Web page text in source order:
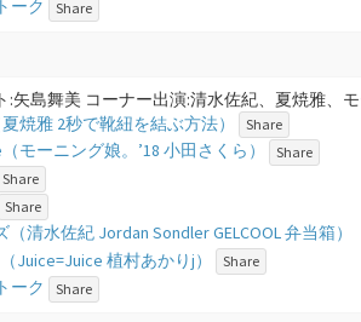
ーク Share
:矢島舞美 コーナー出演:清水佐紀、夏焼雅、
焼雅 2秒で靴紐を結ぶ方法）
Share
モーニング娘。’18 小田さくら） Share
Share
Share
（清水佐紀 Jordan Sondler GELCOOL 弁当箱）
Juice=Juice 植村あかりj） Share
ーク Share